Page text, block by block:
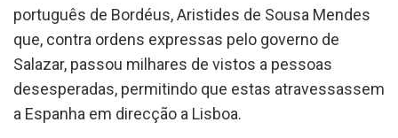
português de Bordéus, Aristides de Sousa Mendes
que, contra ordens expressas pelo governo de
Salazar, passou milhares de vistos a pessoas
desesperadas, permitindo que estas atravessassem
a Espanha em direcção a Lisboa.